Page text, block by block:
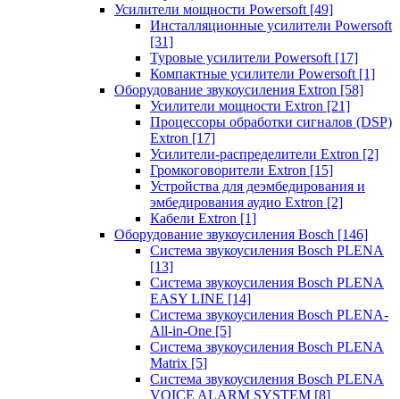
Усилители мощности Powersoft [49]
Инсталляционные усилители Powersoft
[31]
Туровые усилители Powersoft [17]
Компактные усилители Powersoft [1]
Оборудование звукоусиления Extron [58]
Усилители мощности Extron [21]
Процессоры обработки сигналов (DSP)
Extron [17]
Усилители-распределители Extron [2]
Громкоговорители Extron [15]
Устройства для деэмбедирования и
эмбедирования аудио Extron [2]
Кабели Extron [1]
Оборудование звукоусиления Bosch [146]
Система звукоусиления Bosch PLENA
[13]
Система звукоусиления Bosch PLENA
EASY LINE [14]
Система звукоусиления Bosch PLENA-
All-in-One [5]
Система звукоусиления Bosch PLENA
Matrix [5]
Система звукоусиления Bosch PLENA
VOICE ALARM SYSTEM [8]